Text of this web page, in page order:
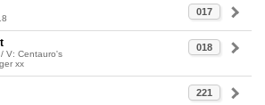
017
018
V: Centauro's
xx
221